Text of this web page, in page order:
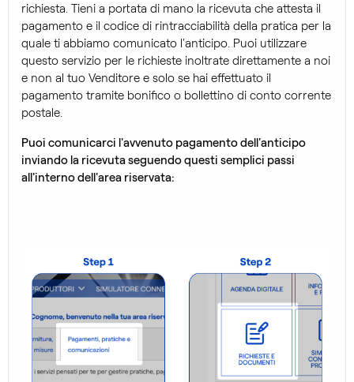
richiesta. Tieni a portata di mano la ricevuta che attesta il
pagamento e il codice di rintracciabilità della pratica per la
quale ti abbiamo comunicato l'anticipo. Puoi utilizzare
questo servizio per le richieste inoltrate direttamente a noi
e non al tuo Venditore e solo se hai effettuato il
pagamento tramite bonifico o bollettino di conto corrente
postale.
Puoi comunicarci l'avvenuto pagamento dell'anticipo
inviando la ricevuta seguendo questi semplici passi
all'interno dell'area riservata: